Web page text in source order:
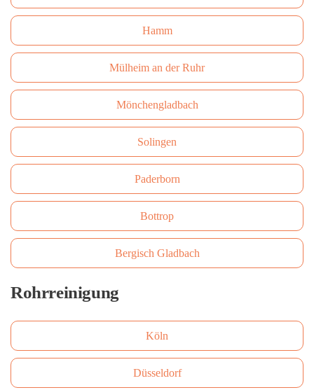
Hamm
Mülheim an der Ruhr
Mönchengladbach
Solingen
Paderborn
Bottrop
Bergisch Gladbach
Rohrreinigung
Köln
Düsseldorf